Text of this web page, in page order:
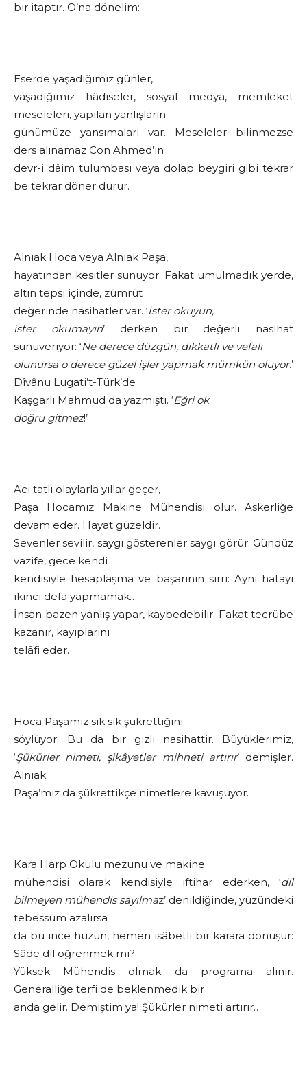
bir itaptır. O’na dönelim:
Eserde yaşadığımız günler,
yaşadığımız hâdiseler, sosyal medya, memleket
meseleleri, yapılan yanlışların
günümüze yansımaları var. Meseleler bilinmezse
ders alınamaz Con Ahmed’in
devr-i dâim tulumbası veya dolap beygiri gibi tekrar
be tekrar döner durur.
Alnıak Hoca veya Alnıak Paşa,
hayatından kesitler sunuyor. Fakat umulmadık yerde,
altın tepsi içinde, zümrüt
değerinde nasihatler var. ‘İster okuyun,
ister okumayın’ derken bir değerli nasihat
sunuveriyor: ‘Ne derece düzgün, dikkatli ve vefalı
olunursa o derece güzel işler yapmak mümkün oluyor.’
Dîvânu Lugati’t-Türk’de
Kaşgarlı Mahmud da yazmıştı. ‘Eğri ok
doğru gitmez!’
Acı tatlı olaylarla yıllar geçer,
Paşa Hocamız Makine Mühendisi olur. Askerliğe
devam eder. Hayat güzeldir.
Sevenler sevilir, saygı gösterenler saygı görür. Gündüz
vazife, gece kendi
kendisiyle hesaplaşma ve başarının sırrı: Aynı hatayı
ikinci defa yapmamak…
İnsan bazen yanlış yapar, kaybedebilir. Fakat tecrübe
kazanır, kayıplarını
telâfi eder.
Hoca Paşamız sık sık şükrettiğini
söylüyor. Bu da bir gizli nasihattir. Büyüklerimiz,
‘Şükürler nimeti, şikâyetler mihneti artırır’ demişler.
Alnıak
Paşa’mız da şükrettikçe nimetlere kavuşuyor.
Kara Harp Okulu mezunu ve makine
mühendisi olarak kendisiyle iftihar ederken, ‘dil
bilmeyen mühendis sayılmaz’ denildiğinde, yüzündeki
tebessüm azalırsa
da bu ince hüzün, hemen isâbetli bir karara dönüşür:
Sâde dil öğrenmek mi?
Yüksek Mühendis olmak da programa alınır.
Generalliğe terfi de beklenmedik bir
anda gelir. Demiştim ya! Şükürler nimeti artırır…